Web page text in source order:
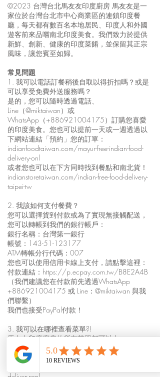
©2023 台灣台北馬友友印度廚房 馬友友是一
家位於台灣台北市中心商業區的連鎖印度餐
廳，每天都有數百名本地居民、印度人和外國
遊客前來品嚐南北印度美食。我們致力於提供
新鮮、創新、健康的印度菜餚，並保留其正宗
風味，讓您賓至如歸。
常見問題
1. 我可以電話訂餐稍後自取以得折扣嗎？或是
可以享受免費外送服務嗎？
是的，您可以隨時透過電話、
Line（@miktaiwan）或
WhatsApp（+886921004175）訂購您喜愛
的印度美食。您也可以提前一天或一週透過以
下網站連結「預約」您的訂單：
indianfoodtaiwan.com/mayur-free-indian-food-
delivery-onl
或者您也可以在下方同時找到餐點和南北貨！
indianstoretaiwan.com/indian-free-food-delivery-
taipei-tw
2. 我該如何支付餐費？
您可以選擇貨到付款或為了實現無接觸配送，
您可以轉帳到我們的銀行帳戶：
銀行名稱：台灣第一銀行
帳號：143-51-123177
ATM轉帳分行代碼：007
您也可以使用信用卡線上支付，請點擊這裡：
付款連結： https://p.ecpay.com.tw/B8E2A4B
（我們建議您在付款前先透過WhatsApp
+886921004175 或 Line：@miktaiwan 與我
們聯繫）
我們也接受PayPal付款！
3. 我可以在哪裡查看菜單?!
馬友友印度廚房的所有菜單都可以在
indianfoodtaiwan.com 上找到。
如需查看餐點外送菜單，請點此：
indianfoodtaiwan.com/mayur-free-indian-food-